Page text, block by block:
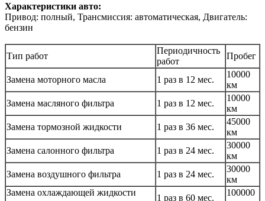
Характеристики авто:
Привод: полный, Трансмиссия: автоматическая, Двигатель:
бензин
Тип работ
Периодичность
работ
Пробег
Замена моторного масла 1 раз в 12 мес.
10000
км
Замена масляного фильтра
1 раз в 12 мес.
10000
км
Замена тормозной жидкости
1 раз в 36 мес.
45000
км
Замена салонного фильтра
1 раз в 24 мес.
30000
км
Замена воздушного фильтра
1 раз в 24 мес.
30000
км
Замена охлаждающей жидкости
1 раз в 60 мес.
100000